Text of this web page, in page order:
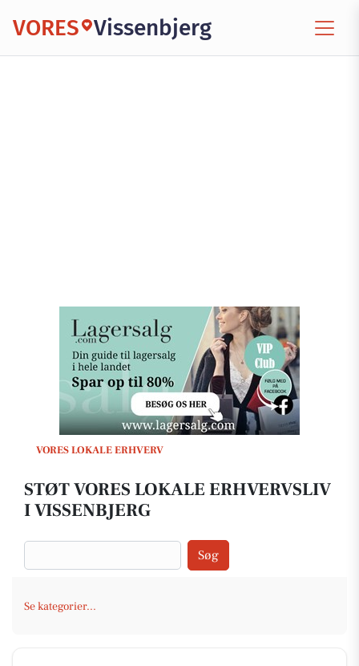
VORES Vissenbjerg
VORES LOKALE ERHVERV
STØT VORES LOKALE ERHVERVSLIV
I VISSENBJERG
Søg
Se kategorier...